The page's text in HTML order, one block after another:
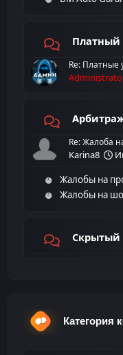
Платный
Re: Платные
Re: Жалоба
Karina8
Жалобы на
Жалобы на
Скрытый
Категория